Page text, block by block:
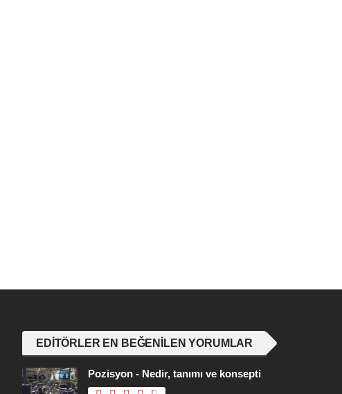
EDITÖRLER EN BEĞENILEN YORUMLAR
Pozisyon - Nedir, tanımı ve konsepti